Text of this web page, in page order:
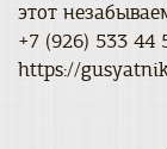
этот
+7 (926) 533 44
https://